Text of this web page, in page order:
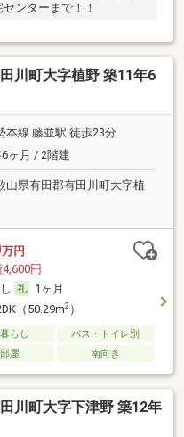
ンターまで！！
川町大字植野 築11年6
本線 藤並駅 徒歩23分
ヶ月 / 2階建
山県有田郡有田川町大字植
万円
円
1ヶ月
（50.29m2）
らし
バス・トイレ別
屋 南向き
川町大字下津野 築12年